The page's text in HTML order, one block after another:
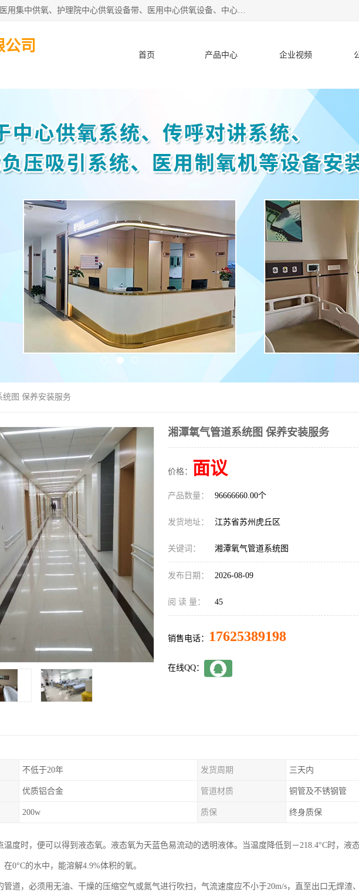
苏信智能科技（苏州）有限公司致力于为各种规模的医院提供医用集中供氧、护理院中心供氧设备带、医用中心供氧设备、中心供氧系统安装、医院中心供氧系统报价等“一条龙”服务。
公司
首页 产品中心 企业视频
图 保养安装服务
湘潭氧气管道系统图 保养安装服务
价格： 面议
产品数量： 96666660.00个
发货地址： 江苏省苏州虎丘区
关键词： 湘潭氧气管道系统图
发布日期： 2026-08-09
阅 读 量： 45
销售电话： 17625389198
在线QQ：
不低于20年 发货周期 三天内
优质铝合金 管道材质 铜管及不锈钢管
200w 质保 终身质保
温度时，便可以得到液态氧。液态氧为天蓝色易流动的透明液体。当温度降低到－218.4°C时，液
0°C的水中，能溶解4.9%体积的氧。
管道，必须用无油、干燥的压缩空气或氮气进行吹扫，气流速度应不小于20m/s，直至出口无焊渣